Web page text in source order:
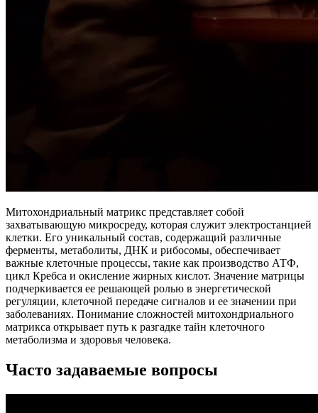
Митохондриальный матрикс представляет собой
захватывающую микросреду, которая служит электростанцией
клетки. Его уникальный состав, содержащий различные
ферменты, метаболиты, ДНК и рибосомы, обеспечивает
важные клеточные процессы, такие как производство АТФ,
цикл Кребса и окисление жирных кислот. Значение матрицы
подчеркивается ее решающей ролью в энергетической
регуляции, клеточной передаче сигналов и ее значении при
заболеваниях. Понимание сложностей митохондриального
матрикса открывает путь к разгадке тайн клеточного
метаболизма и здоровья человека.
Часто задаваемые вопросы